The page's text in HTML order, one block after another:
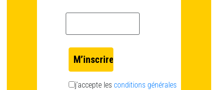
j’accepte les conditions générales